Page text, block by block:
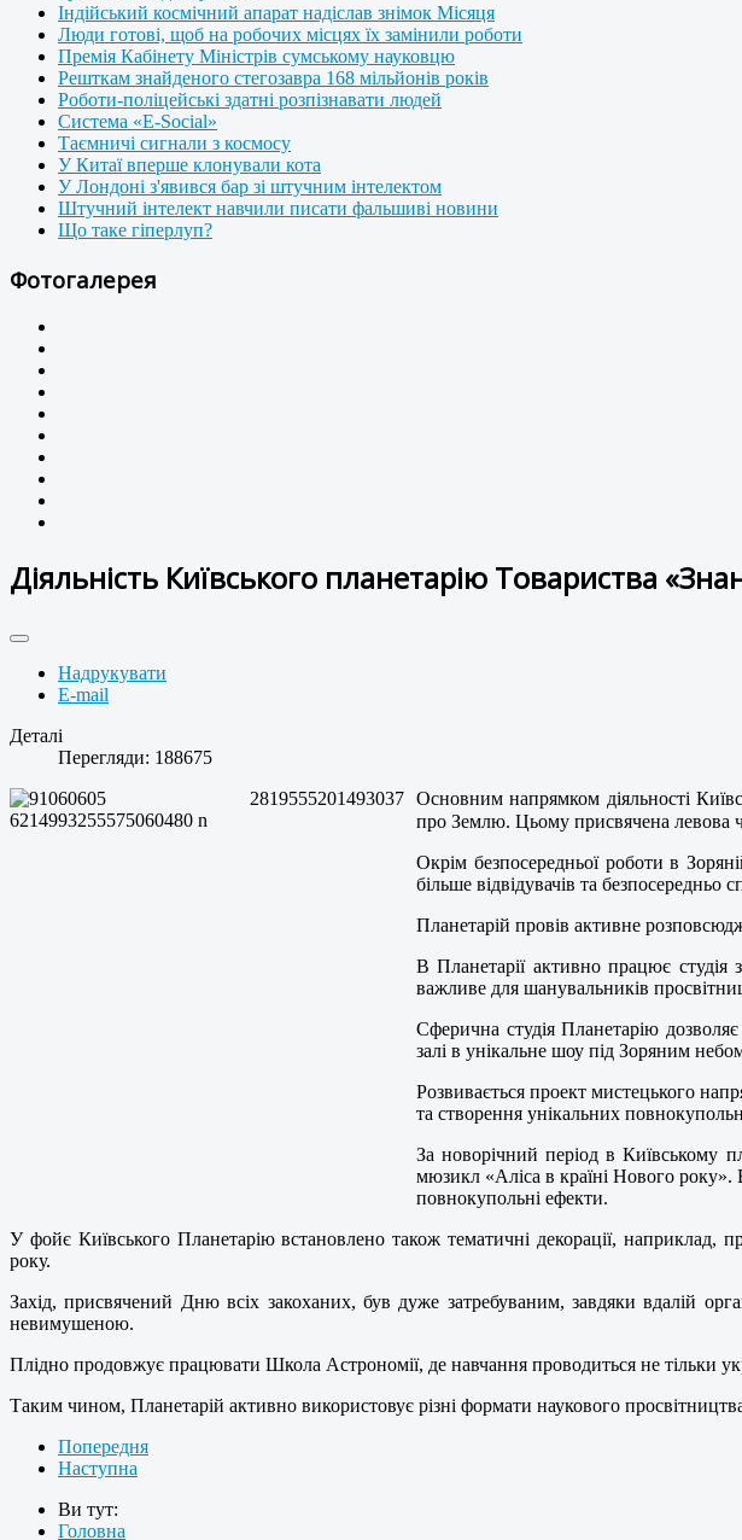
Індійський космічний апарат надіслав знімок Місяця
Люди готові, щоб на робочих місцях їх замінили роботи
Премія Кабінету Міністрів сумському науковцю
Решткам знайденого стегозавра 168 мільйонів років
Роботи-поліцейські здатні розпізнавати людей
Система «E-Social»
Таємничі сигнали з космосу
У Китаї вперше клонували кота
У Лондоні з'явився бар зі штучним інтелектом
Штучний інтелект навчили писати фальшиві новини
Що таке гіперлуп?
Фотогалерея
Діяльність Київського планетарію Товариства
Надрукувати
E-mail
Деталі
Перегляди: 188675
Основним напрямком діяльності
про Землю. Цьому присвячена левова
Окрім безпосередньої роботи в
більше відвідувачів та безпосередньо
Планетарій провів активне
В Планетарії активно працює студія
важливе для шанувальників
Сферична студія Планетарію
залі в унікальне шоу під Зоряним
Розвивається проект мистецького
та створення унікальних
За новорічний період в Київському
мюзикл «Аліса в країні Нового
повнокупольні ефекти.
У фойє Київського Планетарію встановлено також тематичні декорації, наприклад,
року.
Захід, присвячений Дню всіх закоханих, був дуже затребуваним, завдяки вдалій
невимушеною.
Плідно продовжує працювати Школа Астрономії, де навчання проводиться не тільки
Таким чином, Планетарій активно використовує різні формати наукового
Попередня
Наступна
Ви тут:
Головна